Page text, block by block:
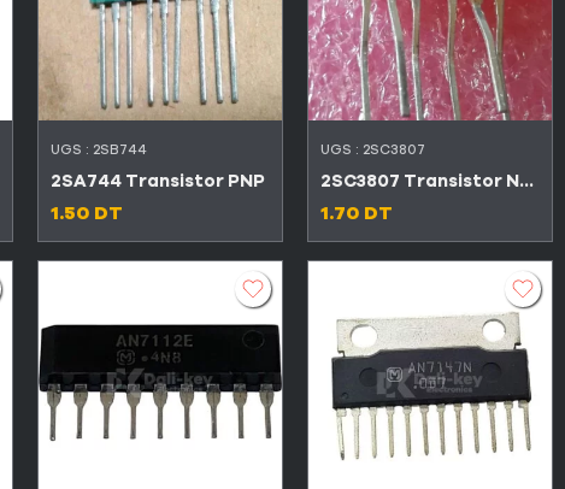
UGS : 2SB744
2SA744 Transistor PNP
1.50 DT
UGS : 2SC3807
2SC3807 Transistor NPN
1.70 DT